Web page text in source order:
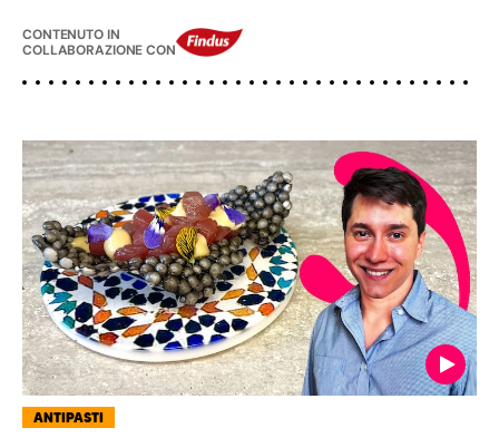
CONTENUTO IN
COLLABORAZIONE CON
ANTIPASTI